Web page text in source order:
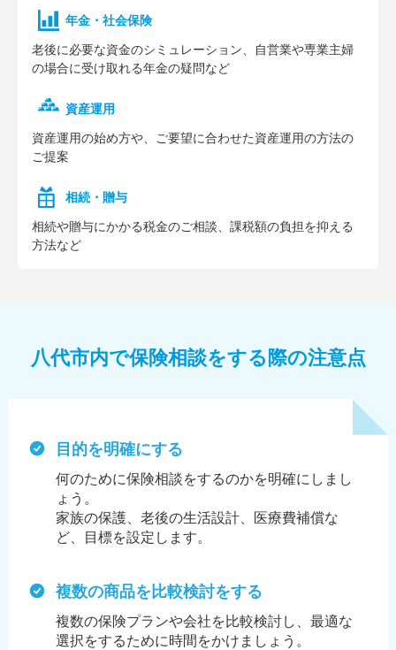
年⾦・社会保険
⽼後に必要な資⾦のシミュレーション、⾃営業や専業主婦
の場合に受け取れる年⾦の疑問など
資産運用
資産運⽤の始め⽅や、ご要望に合わせた資産運⽤の⽅法の
ご提案
相続・贈与
相続や贈与にかかる税⾦のご相談、課税額の負担を抑える
⽅法など
八代市内で保険相談をする際の注意点
目的を明確にする
何のために保険相談をするのかを明確にしまし
ょう。
家族の保護、老後の生活設計、医療費補償な
ど、目標を設定します。
複数の商品を比較検討をする
複数の保険プランや会社を比較検討し、最適な
選択をするために時間をかけましょう。